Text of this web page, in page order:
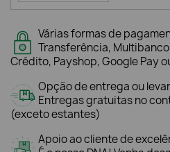
Várias formas de
Transferência,
Crédito, Payshop, Google Pay
Opção de entrega ou
Entregas gratuitas no
(exceto estantes)
Apoio ao cliente de